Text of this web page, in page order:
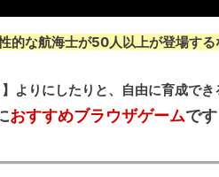
な航海士が50人以上が登場す
よりにしたりと、自由に育成でき
おすすめブラウザゲームです